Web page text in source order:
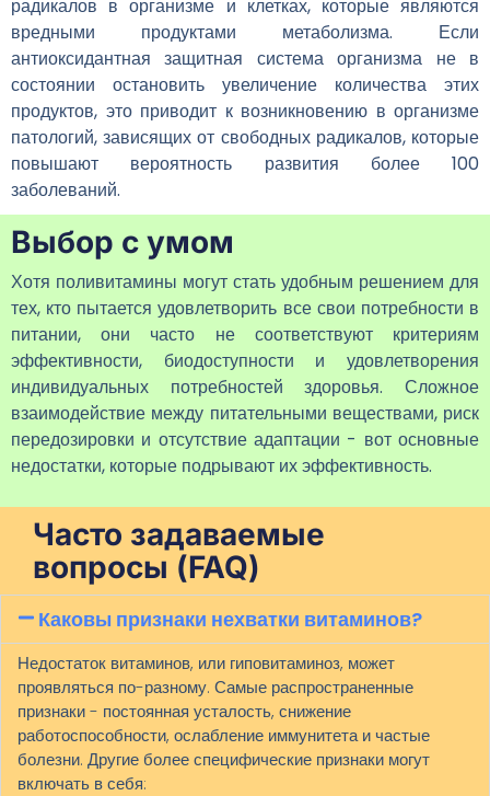
радикалов в организме и клетках, которые являются
вредными продуктами метаболизма. Если
антиоксидантная защитная система организма не в
состоянии остановить увеличение количества этих
продуктов, это приводит к возникновению в организме
патологий, зависящих от свободных радикалов, которые
повышают вероятность развития более 100
заболеваний.
Выбор с умом
Хотя поливитамины могут стать удобным решением для
тех, кто пытается удовлетворить все свои потребности в
питании, они часто не соответствуют критериям
эффективности, биодоступности и удовлетворения
индивидуальных потребностей здоровья. Сложное
взаимодействие между питательными веществами, риск
передозировки и отсутствие адаптации - вот основные
недостатки, которые подрывают их эффективность.
Часто задаваемые
вопросы (FAQ)
Каковы признаки нехватки витаминов?
Недостаток витаминов, или гиповитаминоз, может
проявляться по-разному. Самые распространенные
признаки - постоянная усталость, снижение
работоспособности, ослабление иммунитета и частые
болезни. Другие более специфические признаки могут
включать в себя: